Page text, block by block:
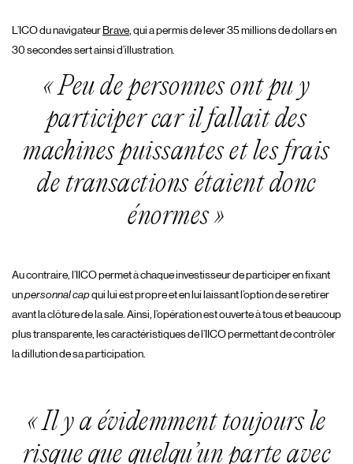
L’ICO du navigateur Brave, qui a permis de lever 35 millions de dollars en
30 secondes sert ainsi d’illustration.
« Peu de personnes ont pu y
participer car il fallait des
machines puissantes et les frais
de transactions étaient donc
énormes »
Au contraire, l’IICO permet à chaque investisseur de participer en fixant
unpersonnal capqui lui est propre et en lui laissant l’option de se retirer
avant la clôture de la sale. Ainsi, l’opération est ouverte à tous et beaucoup
plus transparente, les caractéristiques de l’IICO permettant de contrôler
la dillution de sa participation.
« Il y a évidemment toujours le
risque que quelqu’un parte avec